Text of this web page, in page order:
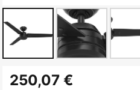
στην
250,07 €